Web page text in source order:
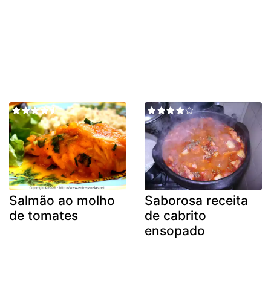
Salmão ao molho
de tomates
Saborosa receita
de cabrito
ensopado